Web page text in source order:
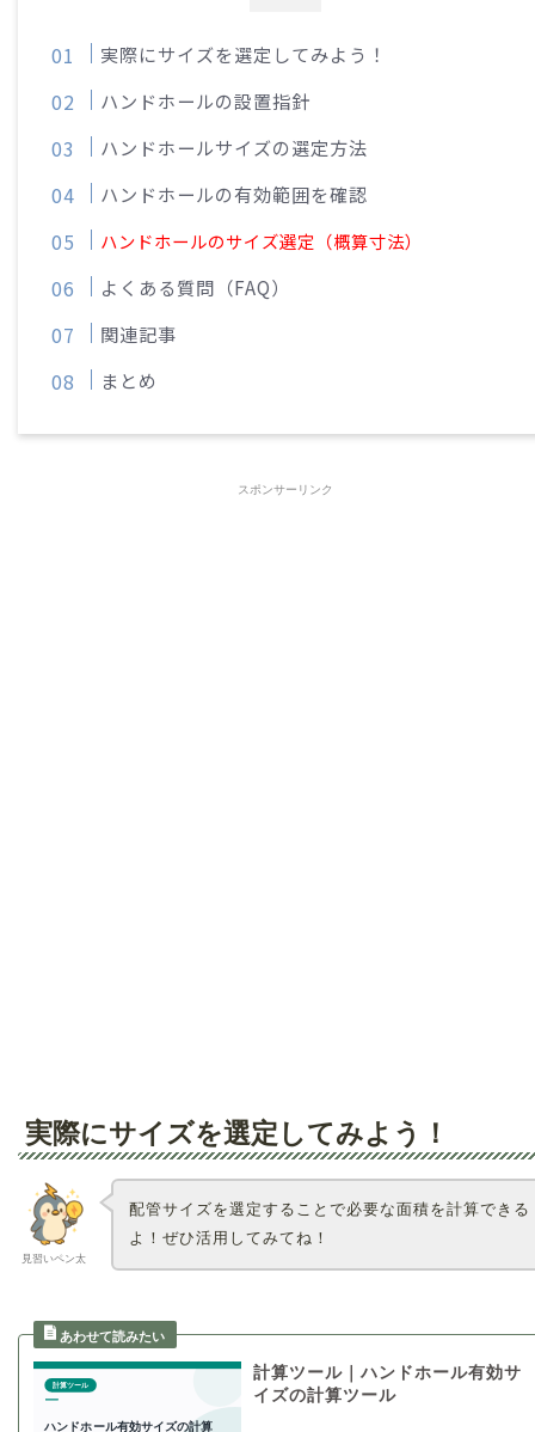
実際にサイズを選定してみよう！
ハンドホールの設置指針
ハンドホールサイズの選定方法
ハンドホールの有効範囲を確認
ハンドホールのサイズ選定（概算寸法）
よくある質問（FAQ）
関連記事
まとめ
スポンサーリンク
実際にサイズを選定してみよう！
見習いペン太
配管サイズを選定することで必要な面積を計算できる
よ！ぜひ活用してみてね！
計算ツール｜ハンドホール有効サ
イズの計算ツール